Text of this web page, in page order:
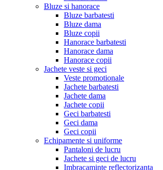
Bluze si hanorace
Bluze barbatesti
Bluze dama
Bluze copii
Hanorace barbatesti
Hanorace dama
Hanorace copii
Jachete veste si geci
Veste promotionale
Jachete barbatesti
Jachete dama
Jachete copii
Geci barbatesti
Geci dama
Geci copii
Echipamente si uniforme
Pantaloni de lucru
Jachete si geci de lucru
Imbracaminte reflectorizanta